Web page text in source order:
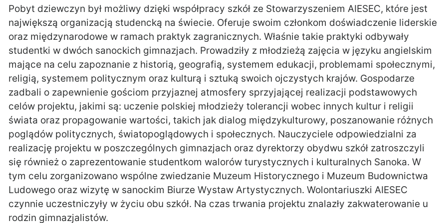
Pobyt dziewczyn był możliwy dzięki współpracy szkół ze Stowarzyszeniem AIESEC, które jest
największą organizacją studencką na świecie. Oferuje swoim członkom doświadczenie liderskie
oraz międzynarodowe w ramach praktyk zagranicznych. Właśnie takie praktyki odbywały
studentki w dwóch sanockich gimnazjach. Prowadziły z młodzieżą zajęcia w języku angielskim
mające na celu zapoznanie z historią, geografią, systemem edukacji, problemami społecznymi,
religią, systemem politycznym oraz kulturą i sztuką swoich ojczystych krajów. Gospodarze
zadbali o zapewnienie gościom przyjaznej atmosfery sprzyjającej realizacji podstawowych
celów projektu, jakimi są: uczenie polskiej młodzieży tolerancji wobec innych kultur i religii
świata oraz propagowanie wartości, takich jak dialog międzykulturowy, poszanowanie różnych
poglądów politycznych, światopoglądowych i społecznych. Nauczyciele odpowiedzialni za
realizację projektu w poszczególnych gimnazjach oraz dyrektorzy obydwu szkół zatroszczyli
się również o zaprezentowanie studentkom walorów turystycznych i kulturalnych Sanoka. W
tym celu zorganizowano wspólne zwiedzanie Muzeum Historycznego i Muzeum Budownictwa
Ludowego oraz wizytę w sanockim Biurze Wystaw Artystycznych. Wolontariuszki AIESEC
czynnie uczestniczyły w życiu obu szkół. Na czas trwania projektu znalazły zakwaterowanie u
rodzin gimnazjalistów.